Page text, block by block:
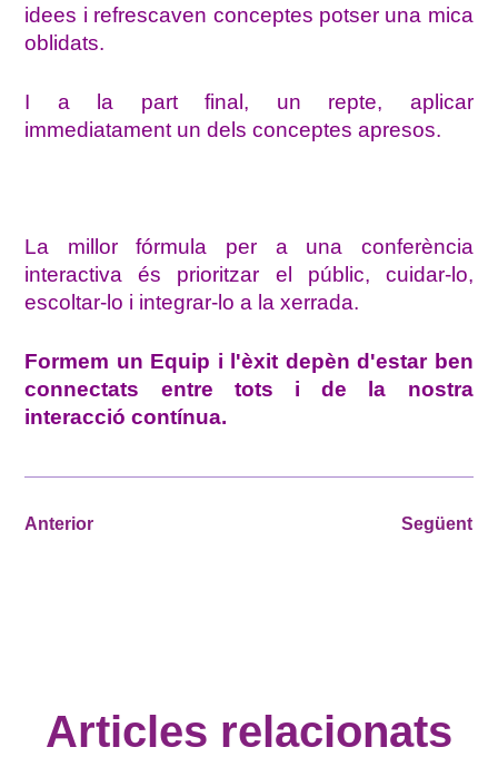
idees i refrescaven conceptes potser una mica
oblidats.
I a la part final, un repte, aplicar
immediatament un dels conceptes apresos.
La millor fórmula per a una conferència
interactiva és prioritzar el públic, cuidar-lo,
escoltar-lo i integrar-lo a la xerrada.
Formem un Equip i l'èxit depèn d'estar ben
connectats entre tots i de la nostra
interacció contínua.
Anterior Següent
Articles relacionats